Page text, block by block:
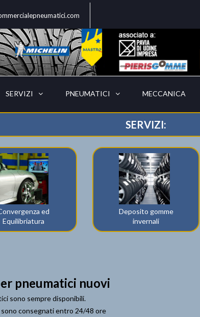
SERVIZI PNEUMATICI MECCANICA
SERVIZI:
ed
Equilibriatura
Deposito gomme
invernali
pneumatici nuovi
sono sempre disponibili.
consegnati entro 24/48 ore